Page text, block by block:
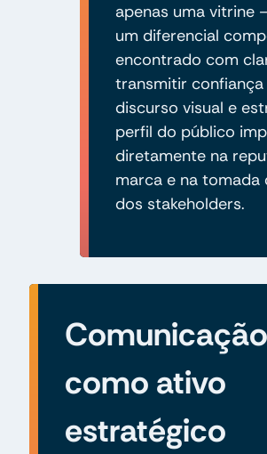
apenas uma vitrine
um diferencial
encontrado com
transmitir confiança
discurso visual e
perfil do público
diretamente na
marca e na tomada
dos stakeholders.
Comunicação
como ativo
estratégico